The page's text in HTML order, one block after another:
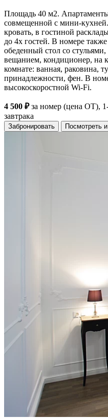
Площадь 40 м2.
совмещенной с мини-
кровать, в гостиной
до 4х гостей. В номере
обеденный стол со
вещанием, кондиционер, на
комнате: ванная, раковина,
принадлежности, фен. В
высокоскоростной Wi-Fi.
4 500 ₽за номер (цена ОТ), 1-
завтрака
Забронировать Посмотреть